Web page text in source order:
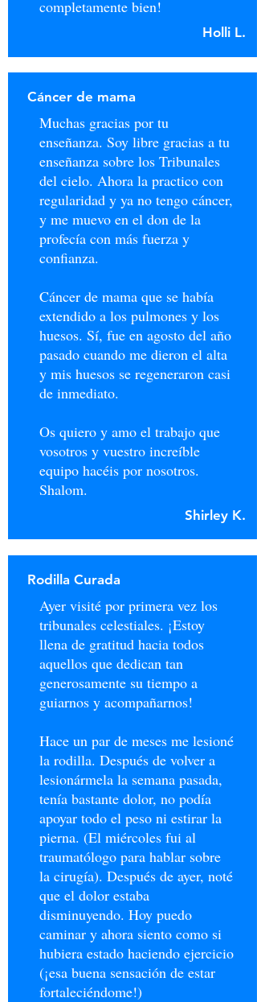
completamente bien!
Holli L.
Cáncer de mama
Muchas gracias por tu
enseñanza. Soy libre gracias a tu
enseñanza sobre los Tribunales
del cielo. Ahora la practico con
regularidad y ya no tengo cáncer,
y me muevo en el don de la
profecía con más fuerza y
confianza.
Cáncer de mama que se había
extendido a los pulmones y los
huesos. Sí, fue en agosto del año
pasado cuando me dieron el alta
y mis huesos se regeneraron casi
de inmediato.
Os quiero y amo el trabajo que
vosotros y vuestro increíble
equipo hacéis por nosotros.
Shalom.
Shirley K.
Rodilla Curada
Ayer visité por primera vez los
tribunales celestiales. ¡Estoy
llena de gratitud hacia todos
aquellos que dedican tan
generosamente su tiempo a
guiarnos y acompañarnos!
Hace un par de meses me lesioné
la rodilla. Después de volver a
lesionármela la semana pasada,
tenía bastante dolor, no podía
apoyar todo el peso ni estirar la
pierna. (El miércoles fui al
traumatólogo para hablar sobre
la cirugía). Después de ayer, noté
que el dolor estaba
disminuyendo. Hoy puedo
caminar y ahora siento como si
hubiera estado haciendo ejercicio
(¡esa buena sensación de estar
fortaleciéndome!)